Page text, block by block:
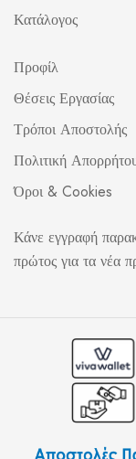
Κατάλογος
Προφίλ
Θέσεις Εργασίας
Τρόποι Αποστολής
Πολιτική
Όροι & Cookies
Κάνε εγγραφή
πρώτος για τα νέα